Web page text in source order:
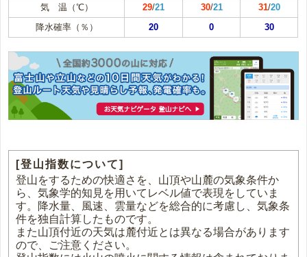
気 温（℃） 29/21 30/21 31/20
降水確率（％）
20 0 30
[登山指数について]
登山をするための快適さを、山頂や山麓の気象条件か
ら、気象学的知見を用いてレベル値で表現をしていま
す。降水量、風速、雲量などを総合的に考慮し、気象条
件を独自計算したものです。
また山頂付近の天気は麓付近とは異なる場合があります
ので、ご注意ください。